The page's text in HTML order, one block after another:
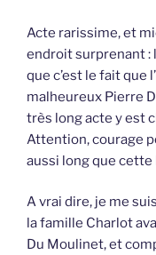
Acte rarissime, et
endroit surprenant :
que c’est le fait que
malheureux Pierre
très long acte y est
Attention, courage
aussi long que cette
A vrai dire, je me
la famille Charlot
Du Moulinet, et